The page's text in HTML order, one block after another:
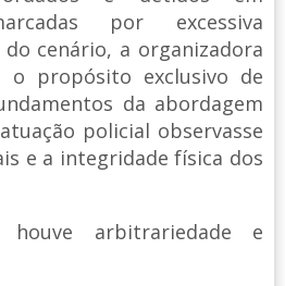
por excessiva
cenário, a organizadora
o propósito exclusivo de
da abordagem
policial observasse
e a integridade física dos
arbitrariedade e